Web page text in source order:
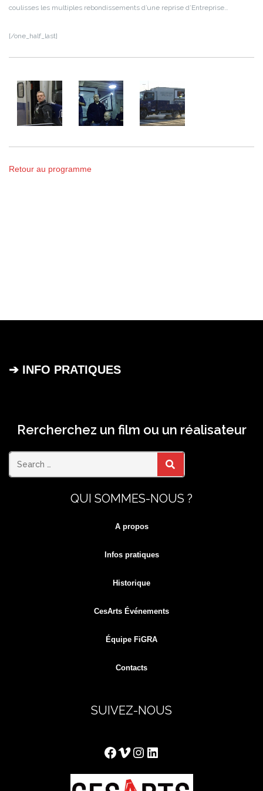
coulisses les multiples rebondissements d’une reprise d’Entreprise…
[/one_half_last]
Retour au programme
➔ INFO PRATIQUES
Rercherchez un film ou un réalisateur
Search SEARCH
QUI SOMMES-NOUS ?
A propos
Infos pratiques
Historique
CesArts Événements
Équipe FiGRA
Contacts
SUIVEZ-NOUS
Facebook
Vimeo
Instagram
LinkedIn